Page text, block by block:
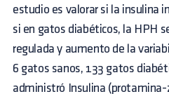
estudio es valorar si la insulina
si en gatos diabéticos, la HPH
regulada y aumento de la
6 gatos sanos, 133 gatos
administró Insulina (protamina-